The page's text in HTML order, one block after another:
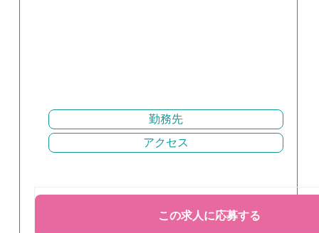
勤務先
アクセス